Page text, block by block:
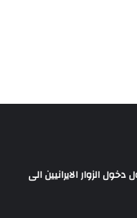
الزوار الايرانيين الى